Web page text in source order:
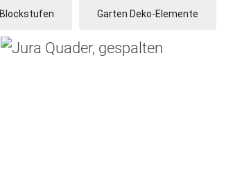
Blockstufen Garten Deko-Elemente